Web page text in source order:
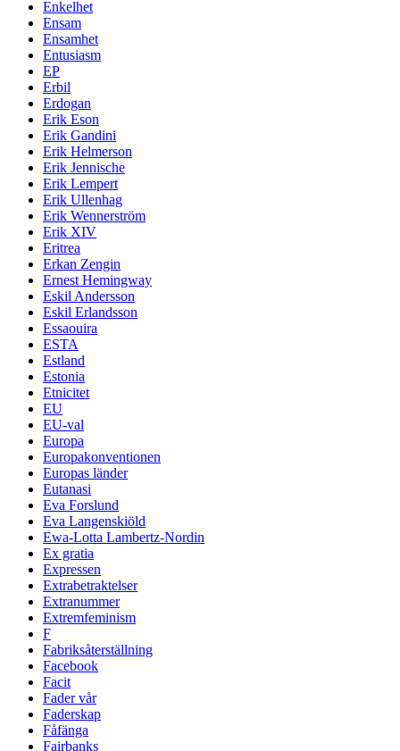
Enkelhet
Ensam
Ensamhet
Entusiasm
EP
Erbil
Erdogan
Erik Eson
Erik Gandini
Erik Helmerson
Erik Jennische
Erik Lempert
Erik Ullenhag
Erik Wennerström
Erik XIV
Eritrea
Erkan Zengin
Ernest Hemingway
Eskil Andersson
Eskil Erlandsson
Essaouira
ESTA
Estland
Estonia
Etnicitet
EU
EU-val
Europa
Europakonventionen
Europas länder
Eutanasi
Eva Forslund
Eva Langenskiöld
Ewa-Lotta Lambertz-Nordin
Ex gratia
Expressen
Extrabetraktelser
Extranummer
Extremfeminism
F
Fabriksåterställning
Facebook
Facit
Fader vår
Faderskap
Fåfänga
Fairbanks